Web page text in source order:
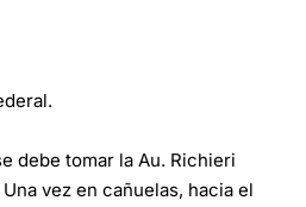
debe tomar la Au. Richieri
vez en cañuelas, hacia el